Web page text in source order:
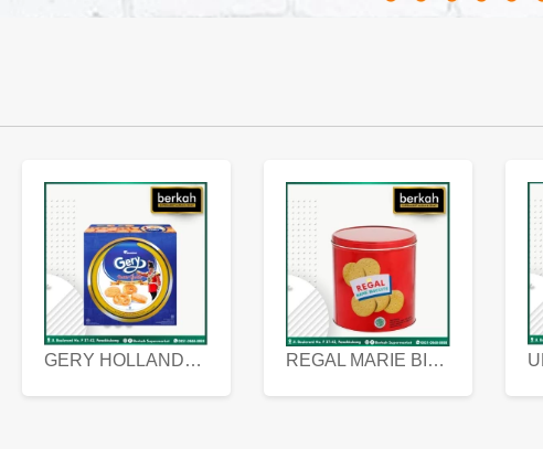
GERY HOLLANDA BUTTER COOKIES 450 GRAM REGAL MARIE BISCUIT KALENG 550 GRAM